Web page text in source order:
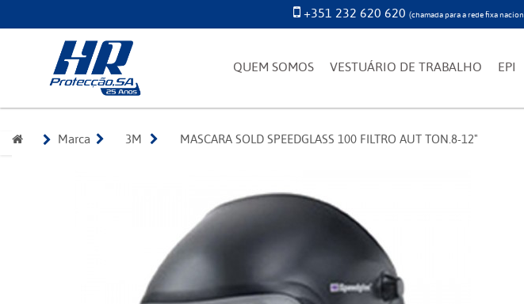
+351 232 620 620 (chamada para a rede fixa
QUEM SOMOS VESTUÁRIO DE TRABALHO EPI
Marca 3M MASCARA SOLD SPEEDGLASS 100 FILTRO AUT TON.8-12"